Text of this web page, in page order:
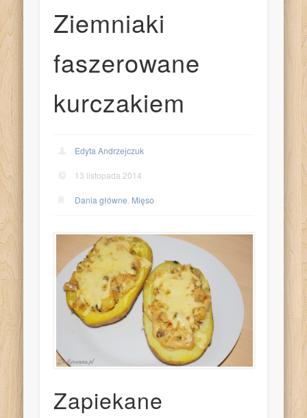
Ziemniaki
faszerowane
kurczakiem
Edyta Andrzejczuk
13 listopada 2014
Dania główne Mięso
Zapiekane